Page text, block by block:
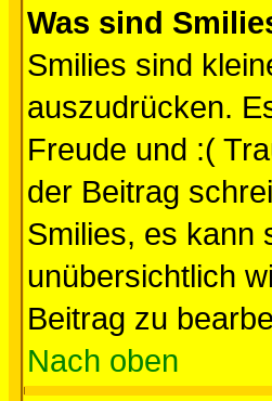
Was sind
Smilies sind
auszudrücken.
Freude und :(
der Beitrag
Smilies, es kann
unübersichtlich
Beitrag zu
Nach oben